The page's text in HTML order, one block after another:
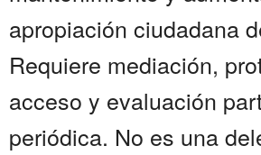
apropiación ciudadana
Requiere mediación,
acceso y evaluación
periódica. No es una